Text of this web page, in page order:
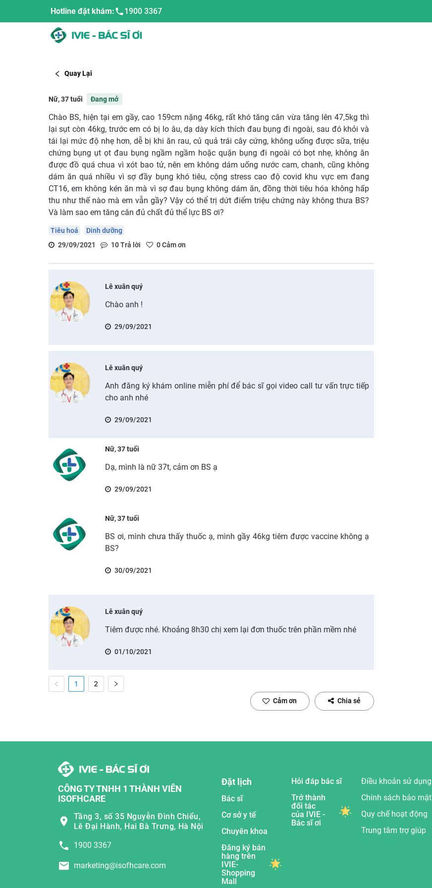
Hotline đặt khám: 1900 3367
Quay Lại
Nữ, 37 tuổi Đang mở
Chào BS, hiện tại em gầy, cao 159cm nặng 46kg, rất khó tăng cân vừa tăng lên 47,5kg thì
lại sụt còn 46kg, trước em có bị lo âu, dạ dày kích thích đau bụng đi ngoài, sau đó khỏi và
tái lại mức độ nhẹ hơn, dễ bị khi ăn rau, củ quả trái cây cứng, không uống được sữa, triệu
chứng bụng ụt ọt đau bụng ngầm ngầm hoặc quặn bụng đi ngoài có bọt nhẹ, không ăn
được đồ quá chua vì xót bao tử, nên em không dám uống nước cam, chanh, cũng không
dám ăn quá nhiều vì sợ đầy bụng khó tiêu, cộng stress cao độ covid khu vực em đang
CT16, em không kén ăn mà vì sợ đau bụng không dám ăn, đồng thời tiêu hóa không hấp
thu như thế nào mà em vẫn gầy? Vậy có thể trị dứt điểm triệu chứng này không thưa BS?
Và làm sao em tăng cân đủ chất đủ thể lực BS ơi?
Tiêu hoá
Dinh dưỡng
29/09/2021
10Trả lời 0Cảm ơn
Lê xuân quý
Chào anh !
29/09/2021
Lê xuân quý
Anh đăng ký khám online miễn phí để bác sĩ gọi video call tư vấn trực tiếp
cho anh nhé
29/09/2021
Nữ, 37 tuổi
Dạ, mình là nữ 37t, cảm ơn BS ạ
29/09/2021
Nữ, 37 tuổi
BS ơi, mình chưa thấy thuốc ạ, mình gầy 46kg tiêm được vaccine không ạ
BS?
30/09/2021
Lê xuân quý
Tiêm được nhé. Khoảng 8h30 chị xem lại đơn thuốc trên phần mềm nhé
01/10/2021
1 2
Cảm ơn Chia sẻ
CÔNG TY TNHH 1 THÀNH VIÊN
ISOFHCARE
Tầng 3, số 35 Nguyễn Đình Chiểu,
Lê Đại Hành, Hai Bà Trưng, Hà Nội
1900 3367
marketing@isofhcare.com
Đặt lịch
Bác sĩ
Cơ sở y tế
Chuyên khoa
Đăng ký bán
hàng trên
IVIE-
Shopping
Mall
Hỏi đáp bác sĩ
Trở thành
đối tác
của IVIE -
Bác sĩ ơi
Điều khoản sử dụng
Chính sách bảo mật
Quy chế hoạt động
Trung tâm trợ giúp